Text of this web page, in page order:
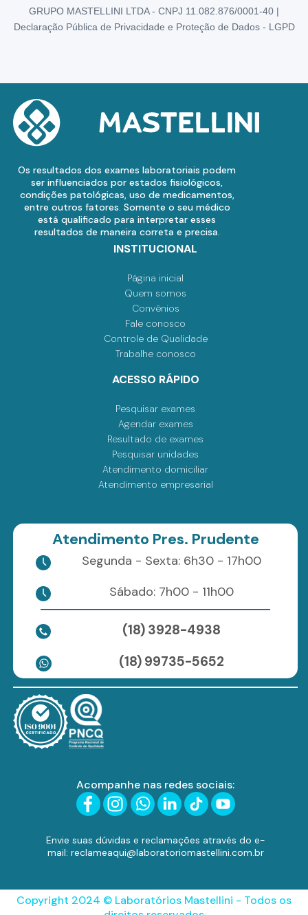
GRUPO MASTELLINI LTDA - CNPJ 11.082.876/0001-40 |
Declaração Pública de Privacidade e Proteção de Dados - LGPD
Os resultados dos exames laboratoriais podem
ser influenciados por estados fisiológicos,
condições patológicas, uso de medicamentos,
entre outros fatores. Somente o seu médico
está qualificado para interpretar esses
resultados de maneira correta e precisa.
INSTITUCIONAL
Página inicial
Quem somos
Convênios
Fale conosco
Controle de Qualidade
Trabalhe conosco
ACESSO RÁPIDO
Pesquisar exames
Agendar exames
Resultado de exames
Pesquisar unidades
Atendimento domiciliar
Atendimento empresarial
Atendimento Pres. Prudente
Segunda - Sexta: 6h30 - 17h00
Sábado: 7h00 - 11h00
(18) 3928-4938
(18) 99735-5652
Acompanhe nas redes sociais:
Envie suas dúvidas e reclamações através do e-
mail: reclameaqui@laboratoriomastellini.com.br
Copyright 2024 © Laboratórios Mastellini - Todos os